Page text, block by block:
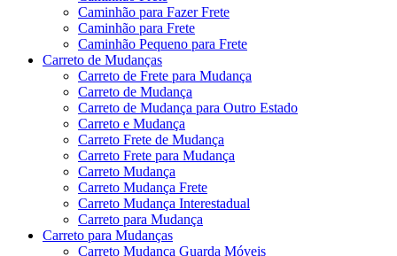
Caminhão para Fazer Frete
Caminhão para Frete
Caminhão Pequeno para Frete
Carreto de Mudanças
Carreto de Frete para Mudança
Carreto de Mudança
Carreto de Mudança para Outro Estado
Carreto e Mudança
Carreto Frete de Mudança
Carreto Frete para Mudança
Carreto Mudança
Carreto Mudança Frete
Carreto Mudança Interestadual
Carreto para Mudança
Carreto para Mudanças
Carreto Mudança Guarda Móveis